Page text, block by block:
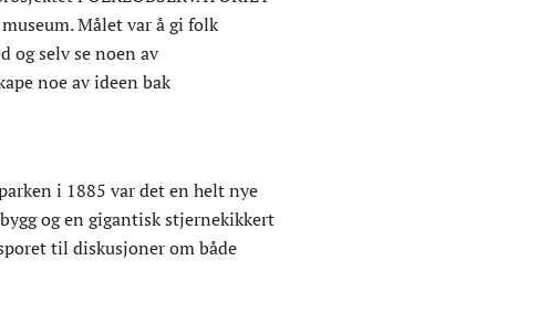
Målet var å gi folk
og selv se noen av
noe av ideen bak
i 1885 var det en helt nye
og en gigantisk stjernekikkert
til diskusjoner om både